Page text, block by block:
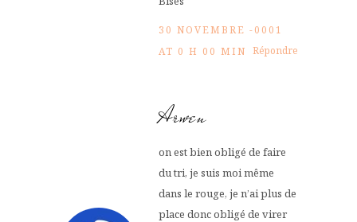
30 NOVEMBRE -0001
AT 0 H 00 MIN Répondre
Arwen
on est bien obligé de faire
du tri, je suis moi même
dans le rouge, je n’ai plus de
place donc obligé de virer